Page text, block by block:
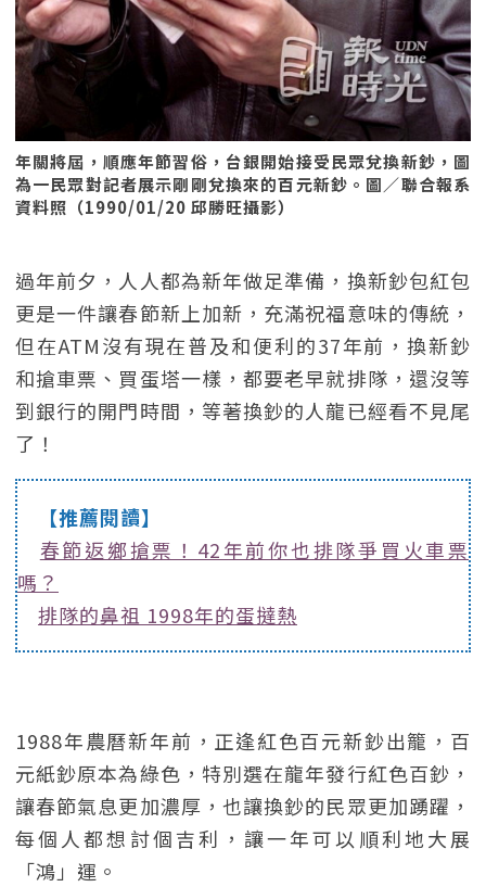
年關將屆，順應年節習俗，台銀開始接受民眾兌換新鈔，圖
為一民眾對記者展示剛剛兌換來的百元新鈔。圖／聯合報系
資料照（1990/01/20 邱勝旺攝影）
過年前夕，人人都為新年做足準備，換新鈔包紅包
更是一件讓春節新上加新，充滿祝福意味的傳統，
但在ATM沒有現在普及和便利的37年前，換新鈔
和搶車票、買蛋塔一樣，都要老早就排隊，還沒等
到銀行的開門時間，等著換鈔的人龍已經看不見尾
了！
【推薦閱讀】
春節返鄉搶票！42年前你也排隊爭買火車票
嗎？
排隊的鼻祖 1998年的蛋撻熱
1988年農曆新年前，正逢紅色百元新鈔出籠，百
元紙鈔原本為綠色，特別選在龍年發行紅色百鈔，
讓春節氣息更加濃厚，也讓換鈔的民眾更加踴躍，
每個人都想討個吉利，讓一年可以順利地大展
「鴻」運。